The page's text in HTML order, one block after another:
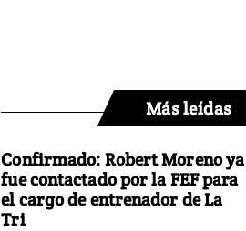
Más leídas
Confirmado: Robert Moreno ya
fue contactado por la FEF para
el cargo de entrenador de La
Tri